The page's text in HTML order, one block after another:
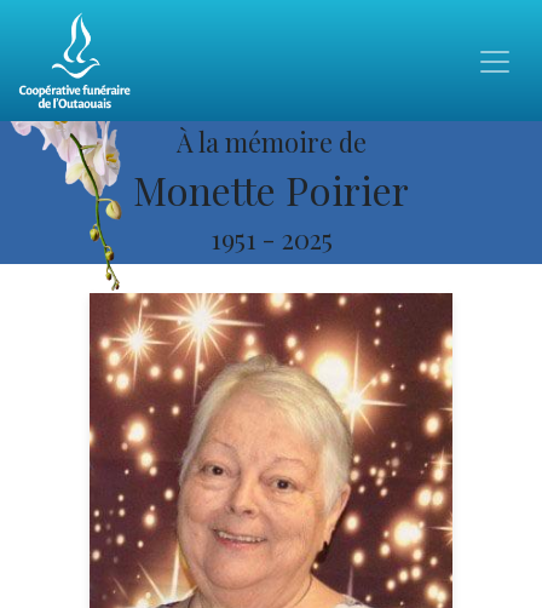
À la mémoire de
Monette Poirier
1951 - 2025